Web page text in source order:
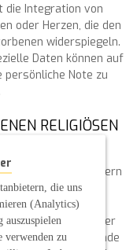
die Integration von
oder Herzen, die den
widerspiegeln.
Daten können auf
persönliche Note zu
RELIGIÖSEN
Trauerfeiern
Trauungen und
die
sei es in der
und bieten passende
die uns
(Analytics)
auszuspielen
verwenden zu